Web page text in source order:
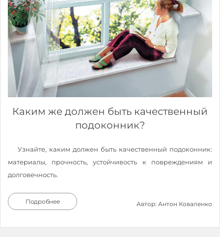
Каким же должен быть качественный
подоконник?
Узнайте, каким должен быть качественный подоконник:
материалы, прочность, устойчивость к повреждениям и
долговечность.
Подробнее Автор: Антон Коваленко